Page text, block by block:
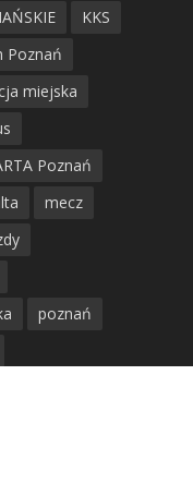
KKS
Poznań
miejska
Poznań
mecz
poznań